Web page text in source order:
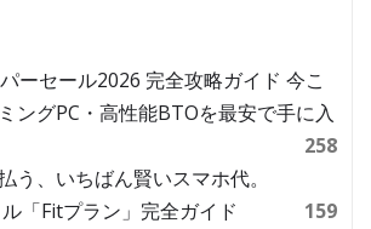
ーセール2026 完全攻略ガイド 今こ
ングPC・高性能BTOを最安で手に入
258
う、いちばん賢いスマホ代。
「Fitプラン」完全ガイド
159